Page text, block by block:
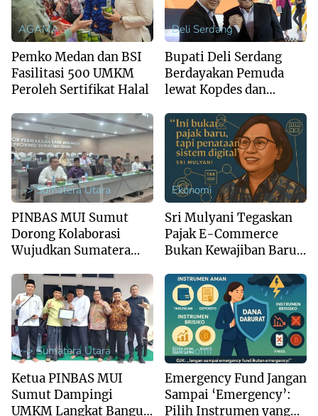
AGAMA
Pemko Medan dan BSI
Fasilitasi 500 UMKM
Peroleh Sertifikat Halal
Deli Serdang
Bupati Deli Serdang
Berdayakan Pemuda
lewat Kopdes dan
--> Sumatera Utara
PINBAS MUI Sumut
Dorong Kolaborasi
Wujudkan Sumatera
Ekonomi Syariah
Regional
Ekonomi
Sri Mulyani Tegaskan
Pajak E-Commerce
Bukan Kewajiban Baru,
Digital
--> Sumatera Utara
Ketua PINBAS MUI
Sumut Dampingi
UMKM Langkat Bangun
Ekonomi
Emergency Fund Jangan
Sampai ‘Emergency’:
Pilih Instrumen yang